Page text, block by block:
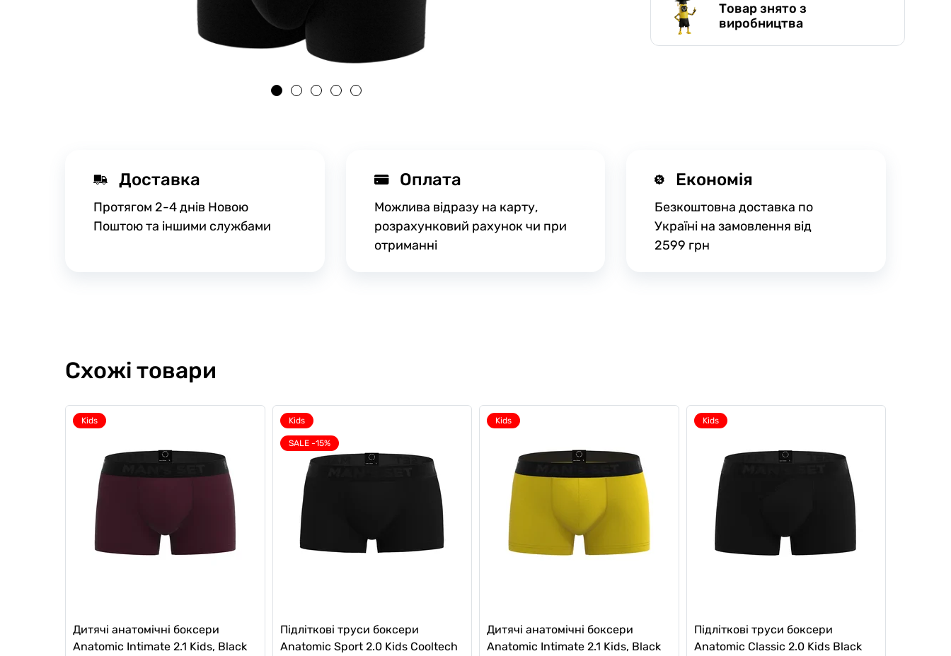
Товар знято з
виробництва
Доставка
Протягом 2-4 днів Новою
Поштою та іншими службами
Оплата
Можлива відразу на карту,
розрахунковий рахунок чи при
отриманні
Економія
Безкоштовна доставка по
Україні на замовлення від
2599 грн
Схожі товари
Kids
Дитячі анатомічні боксери
Anatomic Intimate 2.1 Kids, Black
Kids
SALE -15%
Підліткові труси боксери
Anatomic Sport 2.0 Kids Cooltech
Kids
Дитячі анатомічні боксери
Anatomic Intimate 2.1 Kids, Black
Kids
Підліткові труси боксери
Anatomic Classic 2.0 Kids Black